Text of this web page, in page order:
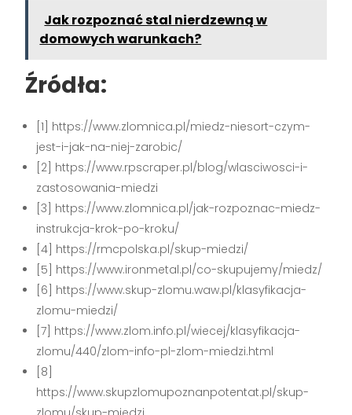
Jak rozpoznać stal nierdzewną w
domowych warunkach?
Źródła:
[1] https://www.zlomnica.pl/miedz-niesort-czym-
jest-i-jak-na-niej-zarobic/
[2] https://www.rpscraper.pl/blog/wlasciwosci-i-
zastosowania-miedzi
[3] https://www.zlomnica.pl/jak-rozpoznac-miedz-
instrukcja-krok-po-kroku/
[4] https://rmcpolska.pl/skup-miedzi/
[5] https://www.ironmetal.pl/co-skupujemy/miedz/
[6] https://www.skup-zlomu.waw.pl/klasyfikacja-
zlomu-miedzi/
[7] https://www.zlom.info.pl/wiecej/klasyfikacja-
zlomu/440/zlom-info-pl-zlom-miedzi.html
[8]
https://www.skupzlomupoznanpotentat.pl/skup-